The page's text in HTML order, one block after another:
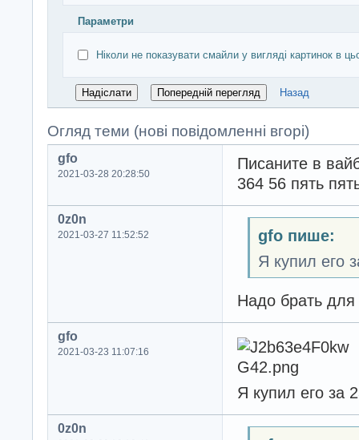
Параметри
Ніколи не показувати смайли у вигляді картинок в
Назад
Огляд теми (нові повідомленні вгорі)
gfo
2021-03-28 20:28:50
Писаните в
364 56 пять
0z0n
2021-03-27 11:52:52
gfo пише:
Я купил его
Надо брать
gfo
2021-03-23 11:07:16
Я купил его за
0z0n